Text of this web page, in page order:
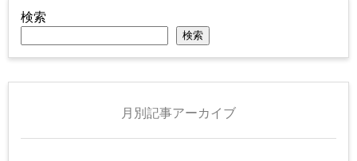
検索
検索
月別記事アーカイブ